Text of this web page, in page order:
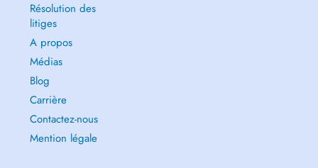
Résolution des
litiges
A propos
Médias
Blog
Carrière
Contactez-nous
Mention légale